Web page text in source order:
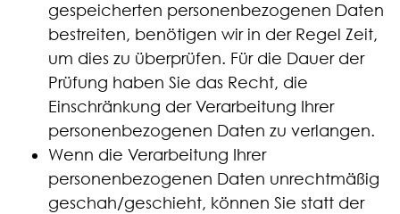
gespeicherten personenbezogenen Daten
bestreiten, benötigen wir in der Regel Zeit,
um dies zu überprüfen. Für die Dauer der
Prüfung haben Sie das Recht, die
Einschränkung der Verarbeitung Ihrer
personenbezogenen Daten zu verlangen.
Wenn die Verarbeitung Ihrer
personenbezogenen Daten unrechtmäßig
geschah/geschieht, können Sie statt der